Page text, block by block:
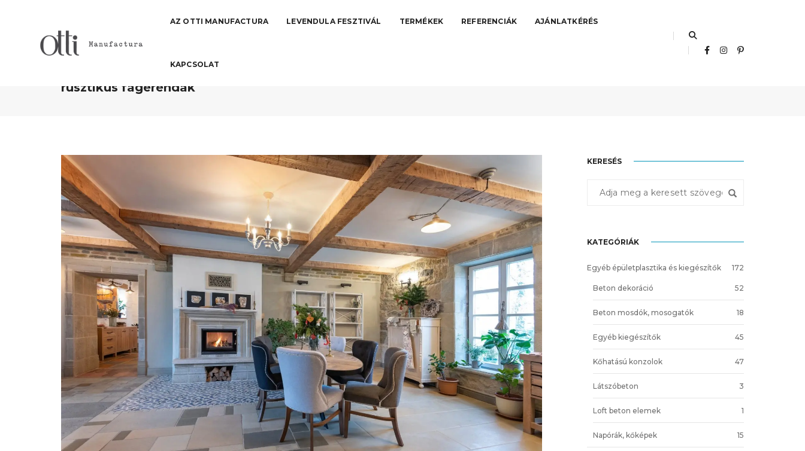
AZ OTTI MANUFACTURA LEVENDULA FESZTIVÁL TERMÉKEK REFERENCIÁK AJÁNLATKÉRÉS
KAPCSOLAT
Természetes elegancia: Otti kőhatású burkolatok és
rusztikus fagerendák
KERESÉS
KATEGÓRIÁK
Egyéb épületplasztika és kiegészítők 172
Beton dekoráció 52
Beton mosdók, mosogatók 18
Egyéb kiegészítők 45
Kőhatású konzolok 47
Látszóbeton 3
Loft beton elemek 1
Napórák, kőképek 15